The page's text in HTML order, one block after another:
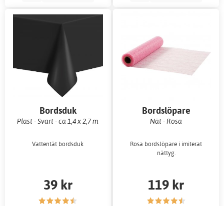
Bordsduk
Plast - Svart - ca 1,4 x 2,7 m
Vattentät bordsduk
39 kr
Bordslöpare
Nät - Rosa
Rosa bordslöpare i imiterat
nättyg.
119 kr